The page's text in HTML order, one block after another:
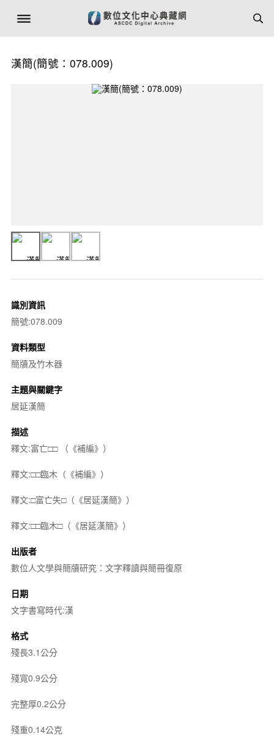
漢簡(簡號：078.009)
識別資訊
簡號:078.009
資料類型
簡牘及竹木器
主題與關鍵字
居延漢簡
描述
釋文:富亡□□ （《補編》）
釋文:□□臨木（《補編》）
釋文:□富亡失□（《居延漢簡》）
釋文:□□臨木□（《居延漢簡》）
出版者
數位人文學與簡牘研究：文字釋讀與簡冊復原
日期
文字書寫時代:漢
格式
殘長3.1公分
殘寬0.9公分
完整厚0.2公分
殘重0.14公克